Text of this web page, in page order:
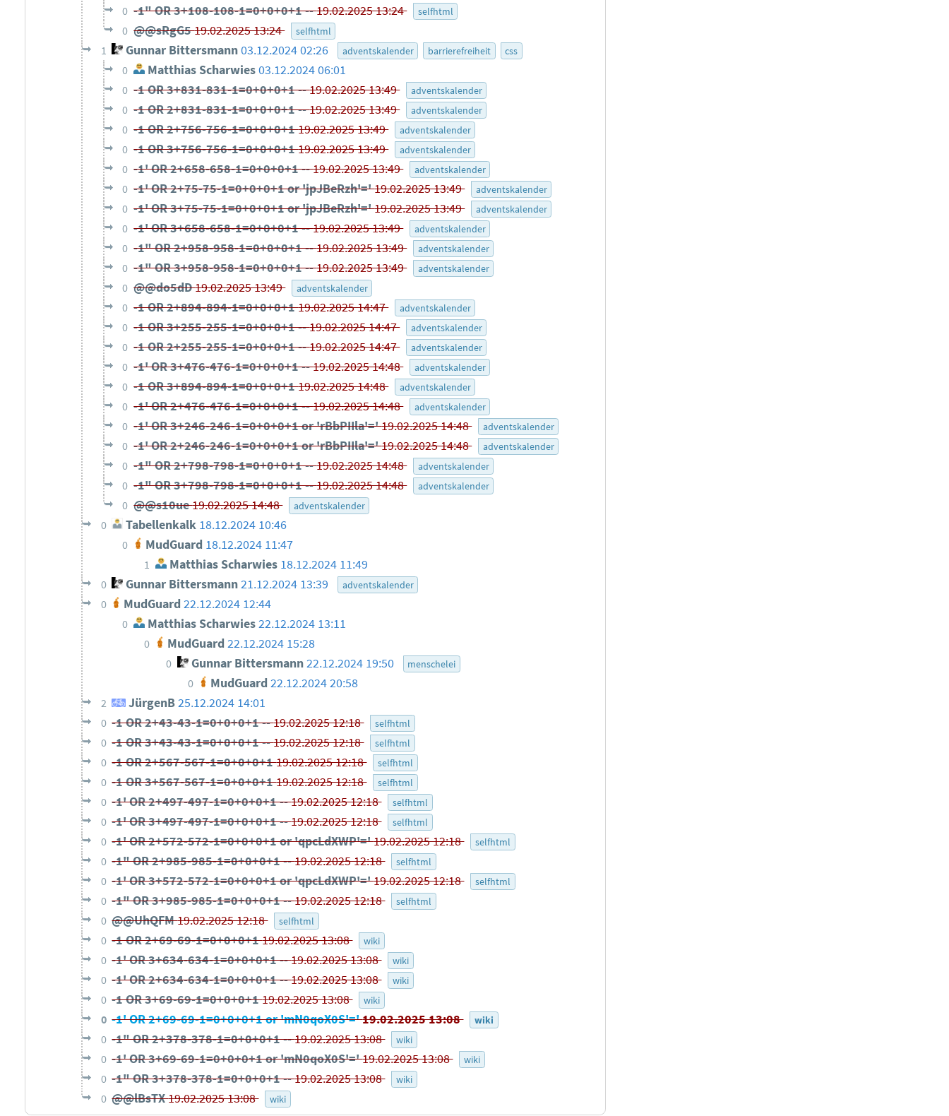
0 -1" OR 3+108-108-1=0+0+0+1 --19.02.2025 13:24 selfhtml
0 @@sRgG519.02.2025 13:24 selfhtml
1 Gunnar Bittersmann03.12.2024 02:26 adventskalender barrierefreiheit css
0 Matthias Scharwies03.12.2024 06:01
0 -1 OR 3+831-831-1=0+0+0+1 --19.02.2025 13:49 adventskalender
0 -1 OR 2+831-831-1=0+0+0+1 --19.02.2025 13:49 adventskalender
0 -1 OR 2+756-756-1=0+0+0+119.02.2025 13:49 adventskalender
0 -1 OR 3+756-756-1=0+0+0+119.02.2025 13:49 adventskalender
0 -1' OR 2+658-658-1=0+0+0+1 --19.02.2025 13:49 adventskalender
0 -1' OR 2+75-75-1=0+0+0+1 or 'jpJBeRzh'='19.02.2025 13:49 adventskalender
0 -1' OR 3+75-75-1=0+0+0+1 or 'jpJBeRzh'='19.02.2025 13:49 adventskalender
0 -1' OR 3+658-658-1=0+0+0+1 --19.02.2025 13:49 adventskalender
0 -1" OR 2+958-958-1=0+0+0+1 --19.02.2025 13:49 adventskalender
0 -1" OR 3+958-958-1=0+0+0+1 --19.02.2025 13:49 adventskalender
0 @@do5dD19.02.2025 13:49 adventskalender
0 -1 OR 2+894-894-1=0+0+0+119.02.2025 14:47 adventskalender
0 -1 OR 3+255-255-1=0+0+0+1 --19.02.2025 14:47 adventskalender
0 -1 OR 2+255-255-1=0+0+0+1 --19.02.2025 14:47 adventskalender
0 -1' OR 3+476-476-1=0+0+0+1 --19.02.2025 14:48 adventskalender
0 -1 OR 3+894-894-1=0+0+0+119.02.2025 14:48 adventskalender
0 -1' OR 2+476-476-1=0+0+0+1 --19.02.2025 14:48 adventskalender
0 -1' OR 3+246-246-1=0+0+0+1 or 'rBbPIIla'='19.02.2025 14:48 adventskalender
0 -1' OR 2+246-246-1=0+0+0+1 or 'rBbPIIla'='19.02.2025 14:48 adventskalender
0 -1" OR 2+798-798-1=0+0+0+1 --19.02.2025 14:48 adventskalender
0 -1" OR 3+798-798-1=0+0+0+1 --19.02.2025 14:48 adventskalender
0 @@s10ue19.02.2025 14:48 adventskalender
0 Tabellenkalk 18.12.2024 10:46
0 MudGuard 18.12.2024 11:47
1 Matthias Scharwies 18.12.2024 11:49
0 Gunnar Bittersmann21.12.2024 13:39 adventskalender
0 MudGuard 22.12.2024 12:44
0 Matthias Scharwies22.12.2024 13:11
0 MudGuard 22.12.2024 15:28
0 Gunnar Bittersmann22.12.2024 19:50 menschelei
0 MudGuard 22.12.2024 20:58
2 JürgenB 25.12.2024 14:01
0 -1 OR 2+43-43-1=0+0+0+1 --19.02.2025 12:18 selfhtml
0 -1 OR 3+43-43-1=0+0+0+1 --19.02.2025 12:18 selfhtml
0 -1 OR 2+567-567-1=0+0+0+119.02.2025 12:18 selfhtml
0 -1 OR 3+567-567-1=0+0+0+119.02.2025 12:18 selfhtml
0 -1' OR 2+497-497-1=0+0+0+1 --19.02.2025 12:18 selfhtml
0 -1' OR 3+497-497-1=0+0+0+1 --19.02.2025 12:18 selfhtml
0 -1' OR 2+572-572-1=0+0+0+1 or 'qpcLdXWP'='19.02.2025 12:18 selfhtml
0 -1" OR 2+985-985-1=0+0+0+1 --19.02.2025 12:18 selfhtml
0 -1' OR 3+572-572-1=0+0+0+1 or 'qpcLdXWP'='19.02.2025 12:18 selfhtml
0 -1" OR 3+985-985-1=0+0+0+1 --19.02.2025 12:18 selfhtml
0 @@UhQFM19.02.2025 12:18 selfhtml
0 -1 OR 2+69-69-1=0+0+0+119.02.2025 13:08 wiki
0 -1' OR 3+634-634-1=0+0+0+1 --19.02.2025 13:08 wiki
0 -1' OR 2+634-634-1=0+0+0+1 --19.02.2025 13:08 wiki
0 -1 OR 3+69-69-1=0+0+0+119.02.2025 13:08 wiki
0 -1' OR 2+69-69-1=0+0+0+1 or 'mN0qoX0S'='19.02.2025 13:08 wiki
0 -1" OR 2+378-378-1=0+0+0+1 --19.02.2025 13:08 wiki
0 -1' OR 3+69-69-1=0+0+0+1 or 'mN0qoX0S'='19.02.2025 13:08 wiki
0 -1" OR 3+378-378-1=0+0+0+1 --19.02.2025 13:08 wiki
0 @@lBsTX19.02.2025 13:08 wiki